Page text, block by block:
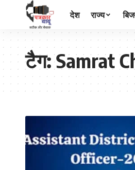
देश राज्य
टैग:Samrat